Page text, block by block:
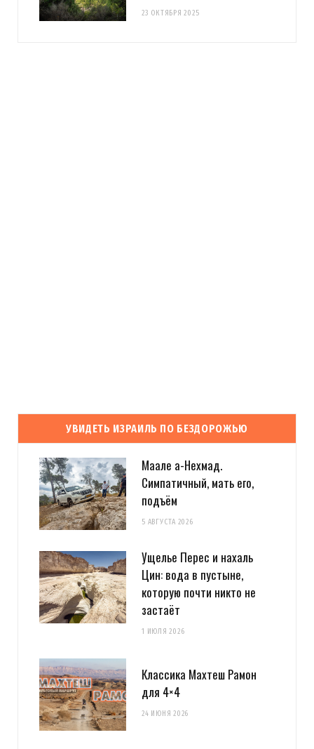
23 ОКТЯБРЯ 2025
УВИДЕТЬ ИЗРАИЛЬ ПО БЕЗДОРОЖЬЮ
Маале а-Нехмад.
Симпатичный, мать его,
подъём
5 АВГУСТА 2026
Ущелье Перес и нахаль
Цин: вода в пустыне,
которую почти никто не
застаёт
1 ИЮЛЯ 2026
Классика Махтеш Рамон
для 4×4
24 ИЮНЯ 2026